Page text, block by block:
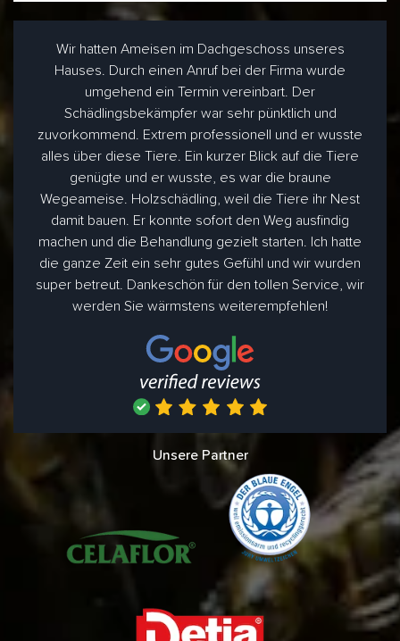
Wir hatten Ameisen im Dachgeschoss unseres
Hauses. Durch einen Anruf bei der Firma wurde
umgehend ein Termin vereinbart. Der
Schädlingsbekämpfer war sehr pünktlich und
zuvorkommend. Extrem professionell und er wusste
alles über diese Tiere. Ein kurzer Blick auf die Tiere
genügte und er wusste, es war die braune
Wegeameise. Holzschädling, weil die Tiere ihr Nest
damit bauen. Er konnte sofort den Weg ausfindig
machen und die Behandlung gezielt starten. Ich hatte
die ganze Zeit ein sehr gutes Gefühl und wir wurden
super betreut. Dankeschön für den tollen Service, wir
werden Sie wärmstens weiterempfehlen!
Unsere Partner